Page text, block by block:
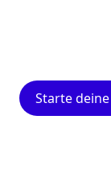
Starte